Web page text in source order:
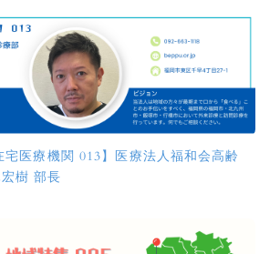
宅医療機関 013】医療法人福和会高齢
樹 部長